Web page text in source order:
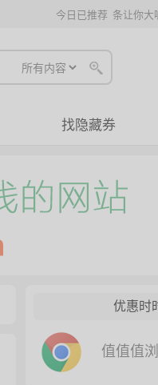
今日已推荐 条让你大
找隐藏券
优惠时
值值值